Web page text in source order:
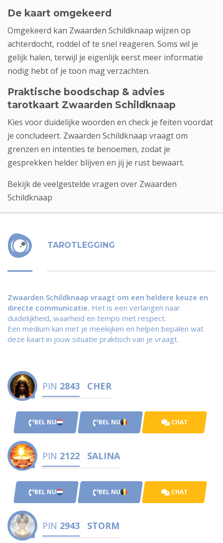
De kaart omgekeerd
Omgekeerd kan Zwaarden Schildknaap wijzen op
achterdocht, roddel of te snel reageren. Soms wil je
gelijk halen, terwijl je eigenlijk eerst meer informatie
nodig hebt of je toon mag verzachten.
Praktische boodschap & advies
tarotkaart Zwaarden Schildknaap
Kies voor duidelijke woorden en check je feiten voordat
je concludeert. Zwaarden Schildknaap vraagt om
grenzen en intenties te benoemen, zodat je
gesprekken helder blijven en jij je rust bewaart.
Bekijk de veelgestelde vragen over Zwaarden
Schildknaap
TAROTLEGGING
Zwaarden Schildknaap vraagt om een heldere keuze en
directe communicatie. Het is een verlangen naar
duidelijkheid, waarheid en tempo met respect.
Een medium kan met je meekijken en helpen bepalen wat
deze kaart in jouw situatie praktisch van je vraagt.
PIN 2843 CHER
BEL NU BEL NU CHAT
PIN 2122 SALINA
BEL NU BEL NU CHAT
PIN 2943 STORM